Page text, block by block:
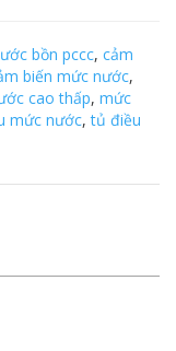
bồn pccc, cảm
biến mức nước,
cao thấp, mức
mức nước,tủ điều